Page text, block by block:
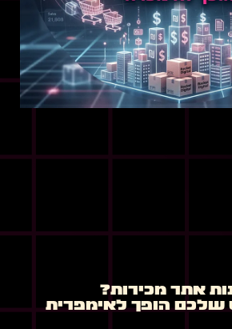
אתר מכירות?
שלכם הופך לאימפרית